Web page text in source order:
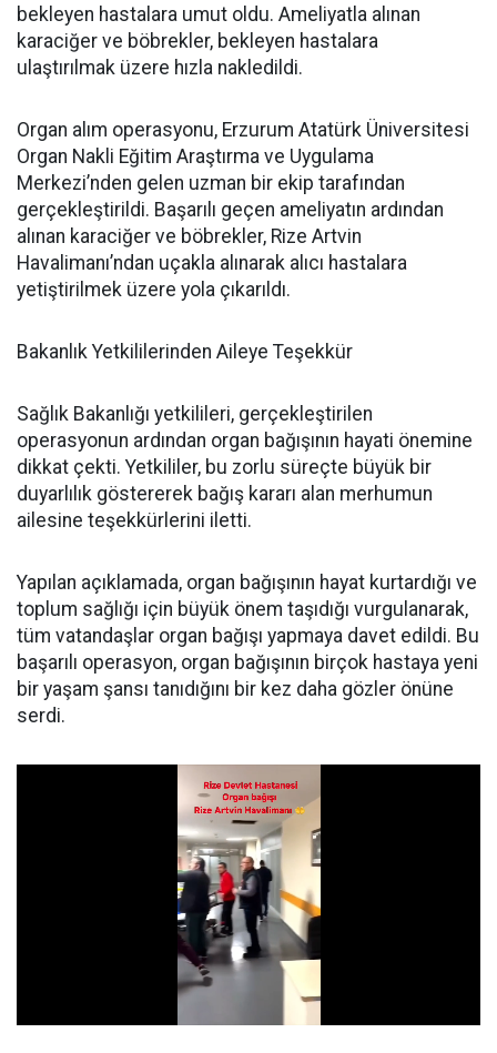
bekleyen hastalara umut oldu. Ameliyatla alınan
karaciğer ve böbrekler, bekleyen hastalara
ulaştırılmak üzere hızla nakledildi.
Organ alım operasyonu, Erzurum Atatürk Üniversitesi
Organ Nakli Eğitim Araştırma ve Uygulama
Merkezi’nden gelen uzman bir ekip tarafından
gerçekleştirildi. Başarılı geçen ameliyatın ardından
alınan karaciğer ve böbrekler, Rize Artvin
Havalimanı’ndan uçakla alınarak alıcı hastalara
yetiştirilmek üzere yola çıkarıldı.
Bakanlık Yetkililerinden Aileye Teşekkür
Sağlık Bakanlığı yetkilileri, gerçekleştirilen
operasyonun ardından organ bağışının hayati önemine
dikkat çekti. Yetkililer, bu zorlu süreçte büyük bir
duyarlılık göstererek bağış kararı alan merhumun
ailesine teşekkürlerini iletti.
Yapılan açıklamada, organ bağışının hayat kurtardığı ve
toplum sağlığı için büyük önem taşıdığı vurgulanarak,
tüm vatandaşlar organ bağışı yapmaya davet edildi. Bu
başarılı operasyon, organ bağışının birçok hastaya yeni
bir yaşam şansı tanıdığını bir kez daha gözler önüne
serdi.